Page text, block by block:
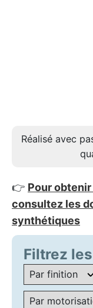
Réalisé avec
👉 Pour
consultez les
synthétiques
Filtrez